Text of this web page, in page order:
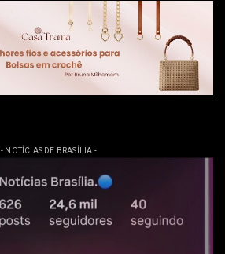
- NOTÍCIAS DE BRASÍLIA -